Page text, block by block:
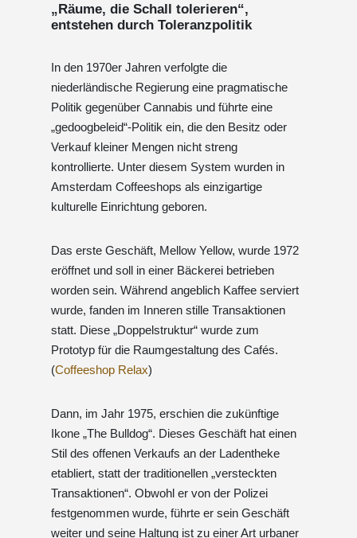
„Räume, die Schall tolerieren“,
entstehen durch Toleranzpolitik
In den 1970er Jahren verfolgte die
niederländische Regierung eine pragmatische
Politik gegenüber Cannabis und führte eine
„gedoogbeleid“-Politik ein, die den Besitz oder
Verkauf kleiner Mengen nicht streng
kontrollierte. Unter diesem System wurden in
Amsterdam Coffeeshops als einzigartige
kulturelle Einrichtung geboren.
Das erste Geschäft, Mellow Yellow, wurde 1972
eröffnet und soll in einer Bäckerei betrieben
worden sein. Während angeblich Kaffee serviert
wurde, fanden im Inneren stille Transaktionen
statt. Diese „Doppelstruktur“ wurde zum
Prototyp für die Raumgestaltung des Cafés.
(Coffeeshop Relax)
Dann, im Jahr 1975, erschien die zukünftige
Ikone „The Bulldog“. Dieses Geschäft hat einen
Stil des offenen Verkaufs an der Ladentheke
etabliert, statt der traditionellen „versteckten
Transaktionen“. Obwohl er von der Polizei
festgenommen wurde, führte er sein Geschäft
weiter und seine Haltung ist zu einer Art urbaner